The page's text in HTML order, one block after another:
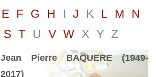
E F G H I J K L M
N
S T U V W X Y Z
Jean Pierre BAQUERE (1949-
2017)